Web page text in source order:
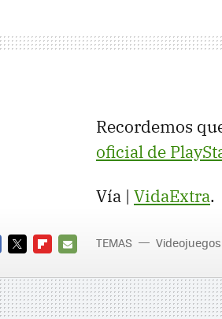
Recordemos
oficial de
Vía | VidaExtra.
MAIL
TEMAS Videojuegos